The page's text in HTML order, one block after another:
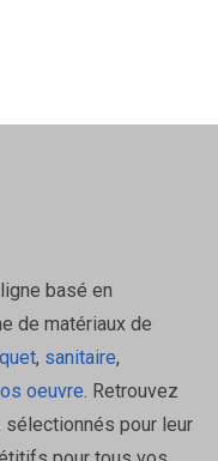
basé en
de matériaux de
, sanitaire,
oeuvre. Retrouvez
pour leur